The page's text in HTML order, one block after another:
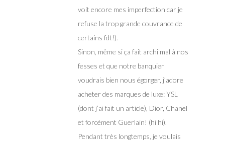
voit encore mes imperfection car je
refuse la trop grande couvrance de
certains fdt!).
Sinon, même si ça fait archi mal à nos
fesses et que notre banquier
voudrais bien nous égorger, j’adore
acheter des marques de luxe: YSL
(dont j’ai fait un article), Dior, Chanel
et forcément Guerlain! (hi hi).
Pendant très longtemps, je voulais